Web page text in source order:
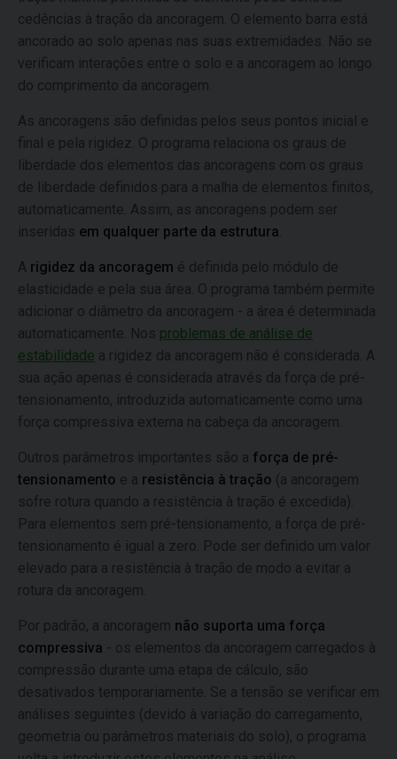
cedências à tração da ancoragem. O elemento barra está
ancorado ao solo apenas nas suas extremidades. Não se
verificam interações entre o solo e a ancoragem ao longo
do comprimento da ancoragem.
As ancoragens são definidas pelos seus pontos inicial e
final e pela rigidez. O programa relaciona os graus de
liberdade dos elementos das ancoragens com os graus
de liberdade definidos para a malha de elementos finitos,
automaticamente. Assim, as ancoragens podem ser
inseridas em qualquer parte da estrutura
A rigidez da ancoragem é definida pelo módulo de
elasticidade e pela sua área. O programa também permite
adicionar o diâmetro da ancoragem - a área é determinada
automaticamente. Nos problemas de análise de
estabilidade a rigidez da ancoragem não é considerada. A
sua ação apenas é considerada através da força de pré-
tensionamento, introduzida automaticamente como uma
força compressiva externa na cabeça da ancoragem.
Outros parâmetros importantes são a força de pré-
tensionamento e a resistência à tração (a ancoragem
sofre rotura quando a resistência à tração é excedida).
Para elementos sem pré-tensionamento, a força de pré-
tensionamento é igual a zero. Pode ser definido um valor
elevado para a resistência à tração de modo a evitar a
rotura da ancoragem.
Por padrão, a ancoragem não suporta uma força
compressiva - os elementos da ancoragem carregados à
compressão durante uma etapa de cálculo, são
desativados temporariamente. Se a tensão se verificar em
análises seguintes (devido à variação do carregamento,
geometria ou parâmetros materiais do solo), o programa